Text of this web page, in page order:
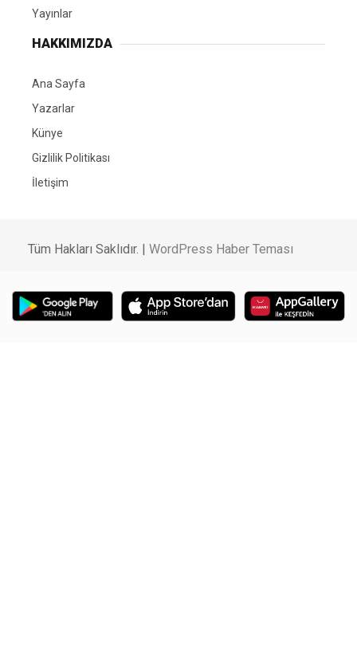
Yayınlar
HAKKIMIZDA
Ana Sayfa
Yazarlar
Künye
Gizlilik Politikası
İletişim
Tüm Hakları Saklıdır. | WordPress Haber Teması